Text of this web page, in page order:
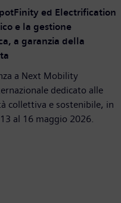
ed Electrification
e la gestione
a garanzia della
a Next Mobility
dedicato alle
collettiva e sostenibile, in
al 16 maggio 2026.